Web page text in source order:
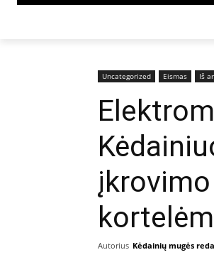
Uncategorized Eismas Iš
Autorius Kėdainių mugės